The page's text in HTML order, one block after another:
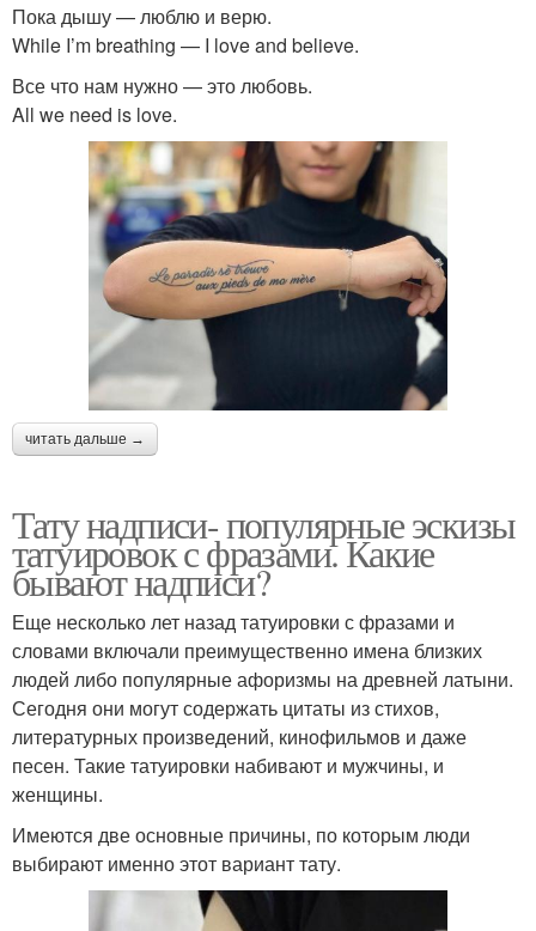
Пока дышу — люблю и верю.
While I’m breathing — I love and believe.
Все что нам нужно — это любовь.
All we need is love.
читать дальше →
Тату надписи- популярные эскизы
татуировок с фразами. Какие
бывают надписи?
Еще несколько лет назад татуировки с фразами и
словами включали преимущественно имена близких
людей либо популярные афоризмы на древней латыни.
Сегодня они могут содержать цитаты из стихов,
литературных произведений, кинофильмов и даже
песен. Такие татуировки набивают и мужчины, и
женщины.
Имеются две основные причины, по которым люди
выбирают именно этот вариант тату.